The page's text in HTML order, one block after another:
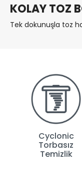
KOLAY TOZ
Tek dokunuşla toz
Cyclonic
Torbasız
Temizlik